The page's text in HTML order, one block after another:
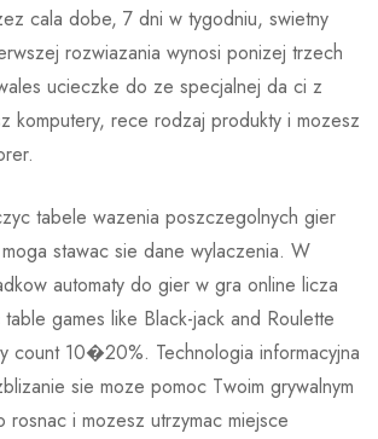
cala dobe, 7 dni w tygodniu, swietny
rozwiazania wynosi ponizej trzech
ucieczke do ze specjalnej da ci z
komputery, rece rodzaj produkty i mozesz
tabele wazenia poszczegolnych gier
stawac sie dane wylaczenia. W
automaty do gier w gra online licza
games like Black-jack and Roulette
count 10�20%. Technologia informacyjna
sie moze pomoc Twoim grywalnym
rosnac i mozesz utrzymac miejsce